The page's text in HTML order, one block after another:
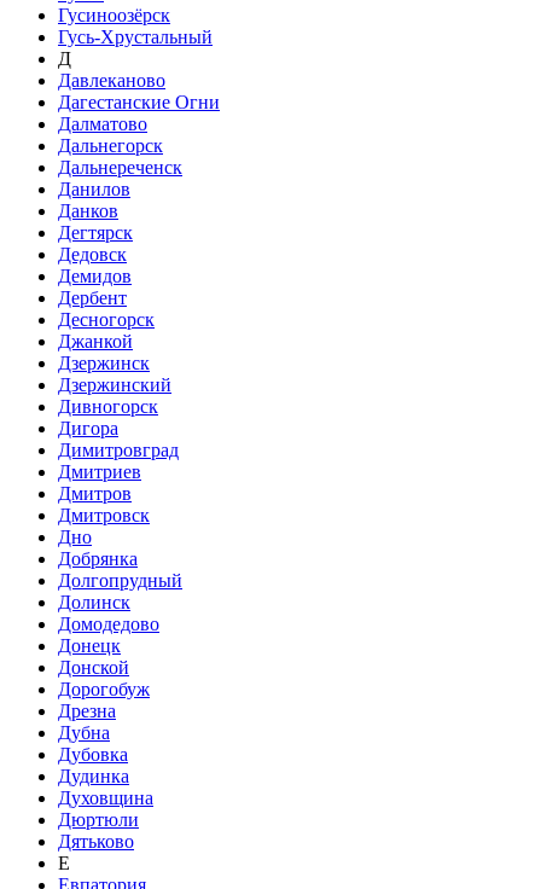
Гусиноозёрск
Гусь-Хрустальный
Д
Давлеканово
Дагестанские Огни
Далматово
Дальнегорск
Дальнереченск
Данилов
Данков
Дегтярск
Дедовск
Демидов
Дербент
Десногорск
Джанкой
Дзержинск
Дзержинский
Дивногорск
Дигора
Димитровград
Дмитриев
Дмитров
Дмитровск
Дно
Добрянка
Долгопрудный
Долинск
Домодедово
Донецк
Донской
Дорогобуж
Дрезна
Дубна
Дубовка
Дудинка
Духовщина
Дюртюли
Дятьково
Е
Евпатория